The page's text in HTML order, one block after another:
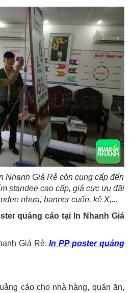
Nhanh Giá Rẻ còn cung cấp đến
standee cao cấp, giá cực ưu đãi
nhựa, banner cuốn, kệ X,...
quảng cáo tại In Nhanh Giá
Giá Rẻ:In PP poster quảng
cáo cho nhà hàng, quán ăn,